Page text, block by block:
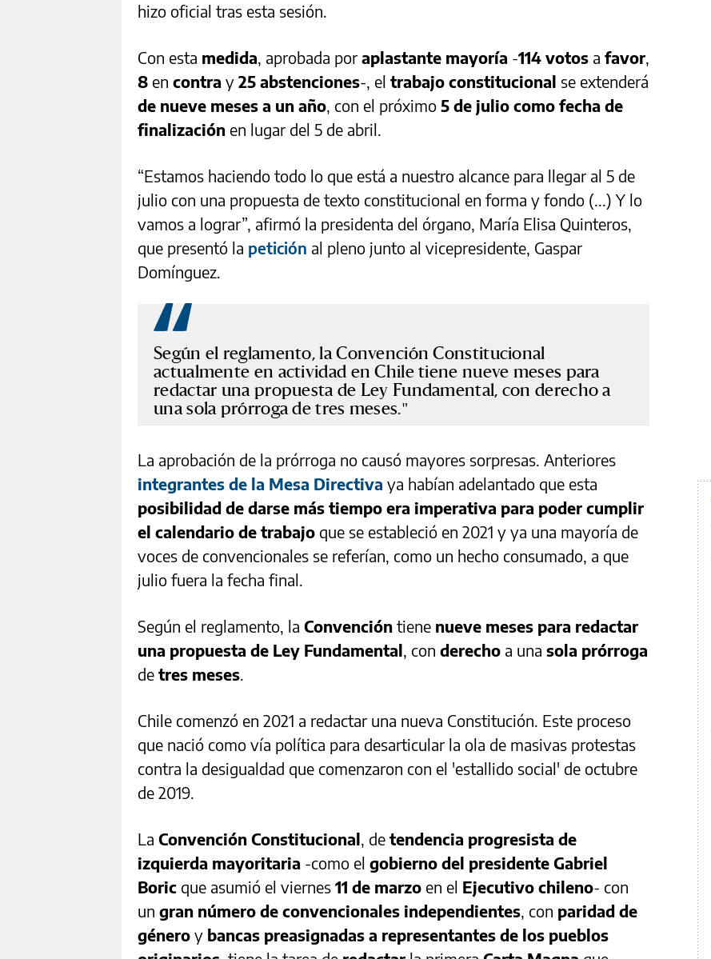
hizo oficial tras esta sesión.
Con esta medida, aprobada poraplastante mayoría -114 votos a favor,
8 en contra y 25 abstenciones-, el trabajo constitucional se extenderá
de nueve meses a un año, con el próximo 5 de julio como fecha de
finalización en lugar del 5 de abril.
“Estamos haciendo todo lo que está a nuestro alcance para llegar al 5 de
julio con una propuesta de texto constitucional en forma y fondo (...) Y lo
vamos a lograr”, afirmó la presidenta del órgano, María Elisa Quinteros,
que presentó la petición al pleno junto al vicepresidente, Gaspar
Domínguez.
Según el reglamento, la Convención Constitucional
actualmente en actividad en Chile tiene nueve meses para
redactar una propuesta de Ley Fundamental, con derecho a
una sola prórroga de tres meses.
La aprobación de la prórroga no causó mayores sorpresas. Anteriores
integrantes de la Mesa Directiva ya habían adelantado que esta
posibilidad de darse más tiempo era imperativa para poder cumplir
el calendario de trabajo que se estableció en 2021 y ya una mayoría de
voces de convencionales se referían, como un hecho consumado, a que
julio fuera la fecha final.
Según el reglamento, la Convención tiene nueve meses para redactar
una propuesta de Ley Fundamental, con derecho a una sola prórroga
de tres meses.
Chile comenzó en 2021 a redactar una nueva Constitución. Este proceso
que nació como vía política para desarticular la ola de masivas protestas
contra la desigualdad que comenzaron con el 'estallido social' de octubre
de 2019.
La Convención Constitucional, de tendencia progresista de
izquierda mayoritaria -como el gobierno del presidente Gabriel
Boric que asumió el viernes 11 de marzo en el Ejecutivo chileno- con
un gran número de convencionales independientes, con paridad de
género y bancas preasignadas a representantes de los pueblos